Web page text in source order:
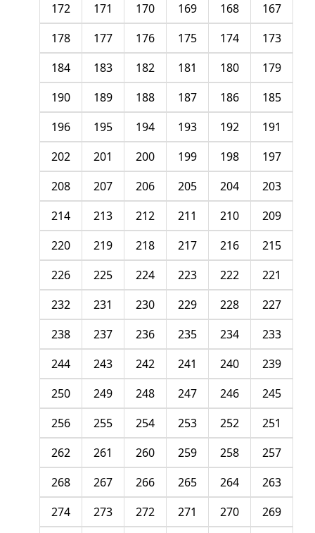
167
168
169
170
171
172
173
174
175
176
177
178
179
180
181
182
183
184
185
186
187
188
189
190
191
192
193
194
195
196
197
198
199
200
201
202
203
204
205
206
207
208
209
210
211
212
213
214
215
216
217
218
219
220
221
222
223
224
225
226
227
228
229
230
231
232
233
234
235
236
237
238
239
240
241
242
243
244
245
246
247
248
249
250
251
252
253
254
255
256
257
258
259
260
261
262
263
264
265
266
267
268
269
270
271
272
273
274